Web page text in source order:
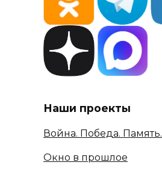
Наши проекты
Война. Победа. Память.
Окно в прошлое